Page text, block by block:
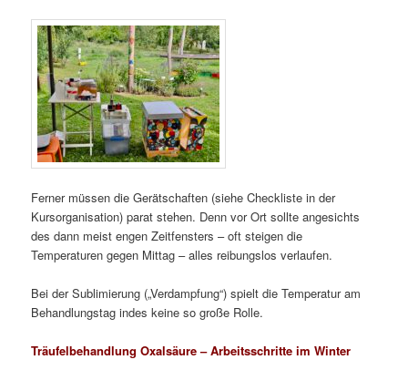
Ferner müssen die Gerätschaften (siehe Checkliste in der
Kursorganisation) parat stehen. Denn vor Ort sollte angesichts
des dann meist engen Zeitfensters – oft steigen die
Temperaturen gegen Mittag – alles reibungslos verlaufen.
Bei der Sublimierung („Verdampfung“) spielt die Temperatur am
Behandlungstag indes keine so große Rolle.
Träufelbehandlung Oxalsäure – Arbeitsschritte im Winter